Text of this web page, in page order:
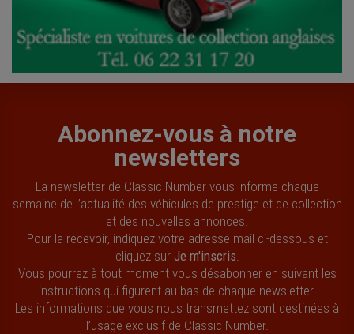
Abonnez-vous à notre
newsletters
La newsletter de Classic Number vous informe chaque
semaine de l’actualité des véhicules de prestige et de collection
et des nouvelles annonces.
Pour la recevoir, indiquez votre adresse mail ci-dessous et
cliquez sur Je m'inscris
Vous pourrez à tout moment vous désabonner en suivant les
instructions qui figurent au bas de chaque newsletter.
Les informations que vous nous transmettez sont destinées à
l’usage exclusif de Classic Number.